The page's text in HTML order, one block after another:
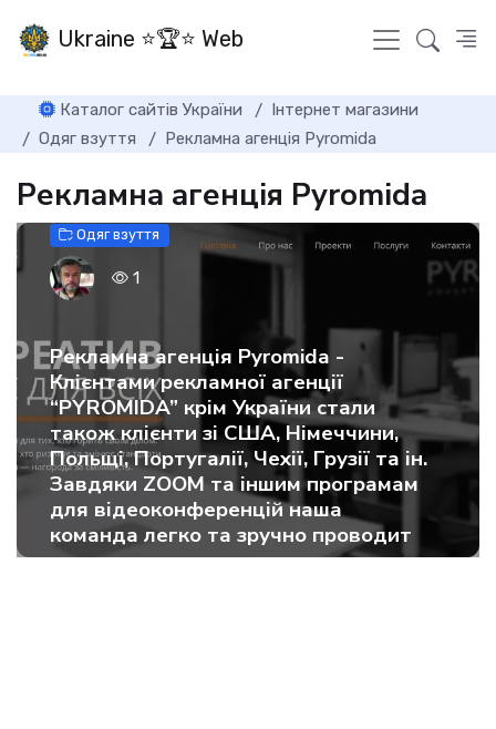
Ukraine ⭐🏆⭐ Web
Каталог сайтів України
Інтернет магазини
Одяг взуття
Рекламна агенція Pyromida
Рекламна агенція Pyromida
Одяг взуття
1
Рекламна агенція Pyromida -
Клієнтами рекламної агенції
“PYROMIDA” крім України стали
також клієнти зі США, Німеччини,
Польщі, Португалії, Чехії, Грузії та ін.
Завдяки ZOOM та іншим програмам
для відеоконференцій наша
команда легко та зручно проводит